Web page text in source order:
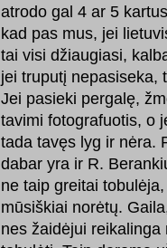
atrodo gal 4 ar 5
kad pas mus, jei
tai visi džiaugiasi,
jei truputį nepasiseka,
Jei pasieki pergalę,
tavimi fotografuotis, o
tada tavęs lyg ir nėra.
dabar yra ir R.
ne taip greitai
mūsiškiai norėtų.
nes žaidėjui reikalinga